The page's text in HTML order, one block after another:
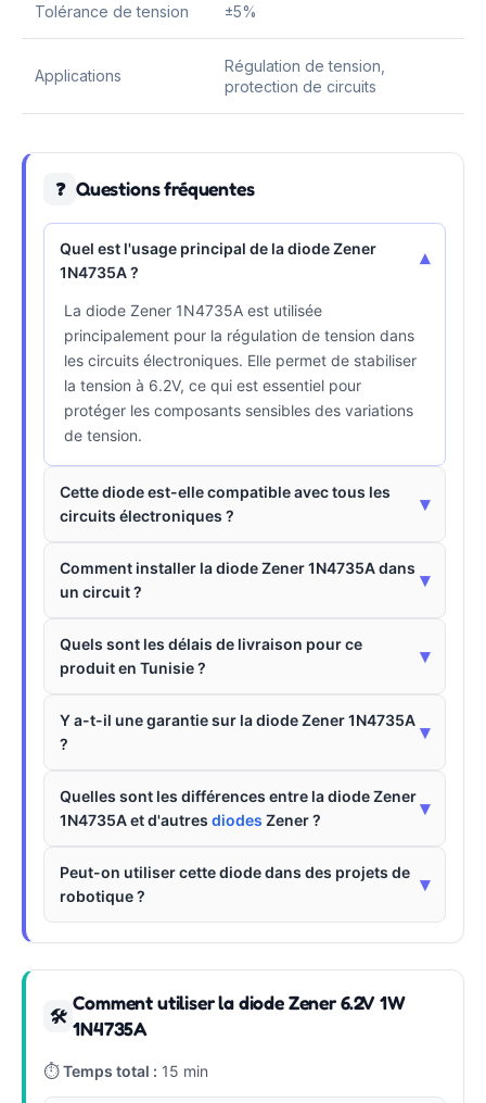
Tolérance de tension ±5%
Applications
Régulation de tension,
protection de circuits
❓ Questions fréquentes
Quel est l'usage principal de la diode Zener
1N4735A ?
▾
La diode Zener 1N4735A est utilisée
principalement pour la régulation de tension dans
les circuits électroniques. Elle permet de stabiliser
la tension à 6.2V, ce qui est essentiel pour
protéger les composants sensibles des variations
de tension.
Cette diode est-elle compatible avec tous les
circuits électroniques ?
▾
Comment installer la diode Zener 1N4735A dans
un circuit ?
▾
Quels sont les délais de livraison pour ce
produit en Tunisie ?
▾
Y a-t-il une garantie sur la diode Zener 1N4735A
?
▾
Quelles sont les différences entre la diode Zener
1N4735A et d'autres diodes Zener ?
▾
Peut-on utiliser cette diode dans des projets de
robotique ?
▾
🛠
Comment utiliser la diode Zener 6.2V 1W
1N4735A
⏱Temps total : 15 min